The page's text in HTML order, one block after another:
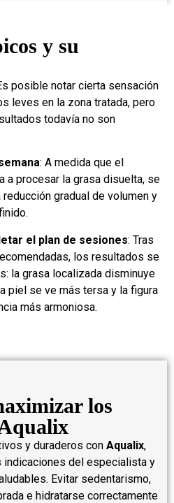
y su
posible notar cierta sensación
leves en la zona tratada, pero
todavía no son
: A medida que el
a procesar la grasa disuelta, se
gradual de volumen y
el plan de sesiones: Tras
los resultados se
la grasa localizada disminuye
piel se ve más tersa y la figura
más armoniosa.
los
y duraderos con Aqualix,
indicaciones del especialista y
Evitar sedentarismo,
e hidratarse correctamente